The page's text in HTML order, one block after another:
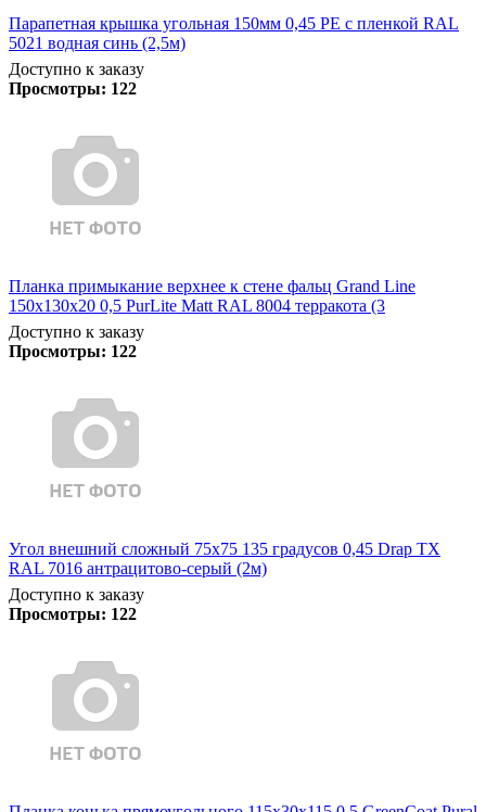
Парапетная крышка угольная 150мм 0,45 PE с пленкой RAL
5021 водная синь (2,5м)
Доступно к заказу
Просмотры: 122
Планка примыкание верхнее к стене фальц Grand Line
150х130х20 0,5 PurLite Matt RAL 8004 терракота (3
Доступно к заказу
Просмотры: 122
Угол внешний сложный 75х75 135 градусов 0,45 Drap TX
RAL 7016 антрацитово-серый (2м)
Доступно к заказу
Просмотры: 122